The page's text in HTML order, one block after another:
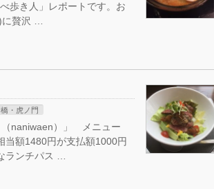
歩き人」レポートです。お
贅沢 …
橋・虎ノ門
（naniwaen）」 メニュー
当額1480円が支払額1000円
ランチパス …